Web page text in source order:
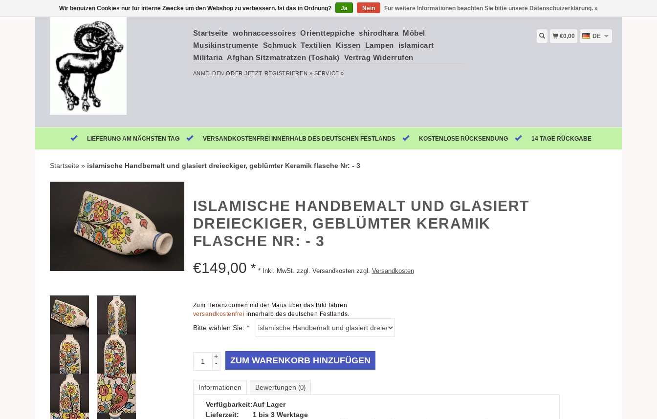
Startseite wohnaccessoires Orientteppiche shirodhara Möbel
Musikinstrumente Schmuck Textilien Kissen Lampen
islamicart
Militaria Afghan Sitzmatratzen (Toshak) Vertrag Widerrufen
ANMELDEN ODERJETZT REGISTRIEREN » SERVICE »
€0,00 DE
LIEFERUNG AM NÄCHSTEN TAG VERSANDKOSTENFREI INNERHALB DES DEUTSCHEN FESTLANDS KOSTENLOSE RÜCKSENDUNG 14 TAGE RÜCKGABE
Startseite » islamische Handbemalt und glasiert dreieckiger, geblümter Keramik flasche Nr: - 3
ISLAMISCHE HANDBEMALT UND GLASIERT
DREIECKIGER, GEBLÜMTER KERAMIK
FLASCHE NR: - 3
€149,00 * * Inkl. MwSt. zzgl. Versandkosten zzgl. Versandkosten
Zum Heranzoomen mit der Maus über das Bild fahren
versandkostenfrei innerhalb des deutschen Festlands.
Bitte wählen Sie: *
+
-
ZUM WARENKORB HINZUFÜGEN
Informationen Bewertungen (0)
Verfügbarkeit:Auf Lager
Lieferzeit:
1 bis 3 Werktage
Wir benutzen Cookies nur für interne Zwecke um den Webshop zu verbessern. Ist das in Ordnung? Ja Nein Für weitere Informationen beachten Sie bitte unsere Datenschutzerklärung. »